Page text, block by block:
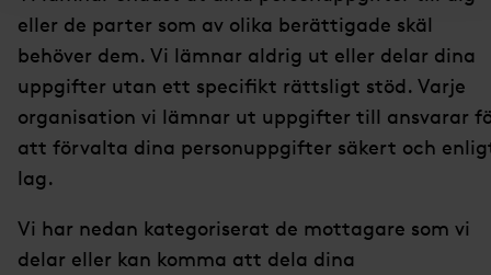
eller de parter som av olika berättigade skäl
behöver dem. Vi lämnar aldrig ut eller delar dina
uppgifter utan ett specifikt rättsligt stöd. Varje
organisation vi lämnar ut uppgifter till ansvarar
att förvalta dina personuppgifter säkert och
lag.
Vi har nedan kategoriserat de mottagare som vi
delar eller kan komma att dela dina